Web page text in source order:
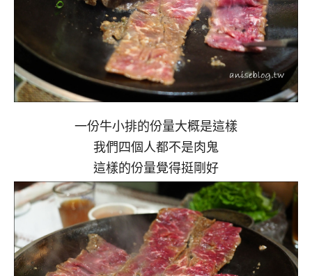
一份牛小排的份量大概是這樣
我們四個人都不是肉鬼
這樣的份量覺得挺剛好